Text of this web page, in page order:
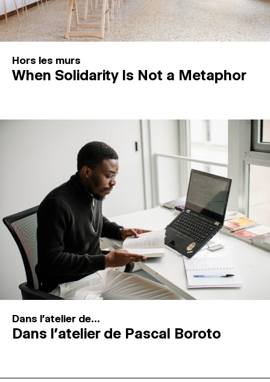
Hors les murs
When Solidarity Is Not a Metaphor
Dans l'atelier de...
Dans l’atelier de Pascal Boroto